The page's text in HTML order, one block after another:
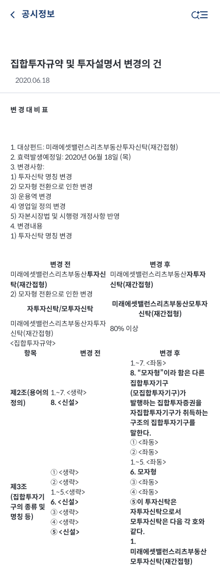
공시정보
집합투자규약 및 투자설명서 변경의 건
2020.06.18
변 경 대 비 표
1. 대상펀드: 미래에셋밸런스리츠부동산투자신탁(재간접형)
2. 효력발생예정일: 2020년 06월 18일 (목)
3. 변경사항:
1) 투자신탁 명칭 변경
2) 모자형 전환으로 인한 변경
3) 운용역 변경
4) 영업일 정의 변경
5) 자본시장법 및 시행령 개정사항 반영
4. 변경내용
1) 투자신탁 명칭 변경
변경 전
변경 후
미래에셋밸런스리츠부동산투자신
탁(재간접형)
미래에셋밸런스리츠부동산자투자
신탁(재간접형)
2) 모자형 전환으로 인한 변경
자투자신탁/모투자신탁
미래에셋밸런스리츠부동산모투자
신탁(재간접형)
미래에셋밸런스리츠부동산자투자
신탁(재간접형)
80% 이상
<집합투자규약>
항목
변경 전 변경 후
제2조(용어의
정의)
1.~7. <생략>
8. <신설>
1.~7. <좌동>
8. “모자형”이라 함은 다른
집합투자기구
(모집합투자기구)가
발행하는 집합투자증권을
자집합투자기구가 취득하는
구조의 집합투자기구를
말한다.
제3조
(집합투자기
구의 종류 및
명칭 등)
① <생략>
② <생략>
1.~5.<생략>
6. <신설>
③ <생략>
④ <생략>
⑤ <신설>
① <좌동>
② <좌동>
1.~5. <좌동>
6. 모자형
③ <좌동>
④ <좌동>
⑤이 투자신탁은
자투자신탁으로서
모투자신탁은 다음 각 호와
같다.
1.
미래에셋밸런스리츠부동산
모투자신탁(재간접형)